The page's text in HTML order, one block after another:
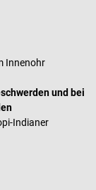
Innenohr
und bei
Indianer